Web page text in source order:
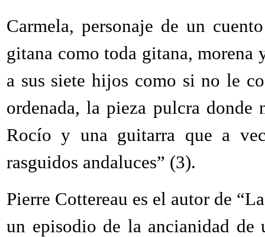
Carmela, personaje de un
gitana como toda gitana, morena
a sus siete hijos como si no le
ordenada, la pieza pulcra
Rocío y una guitarra que a
rasguidos andaluces” (3).
Pierre Cottereau es el autor de
un episodio de la ancianidad de